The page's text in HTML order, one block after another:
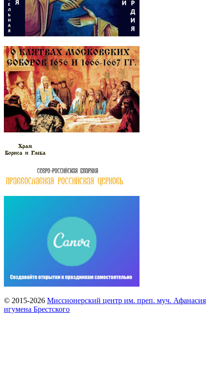
© 2015-2026 Миссионерский центр им. преп. муч. Афанасия
игумена Брестского